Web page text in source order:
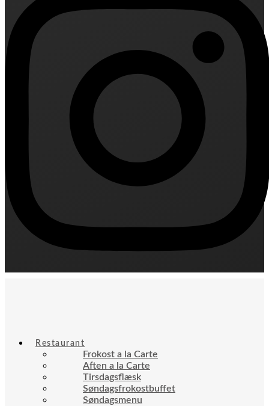
Restaurant
Frokost a la Carte
Aften a la Carte
Tirsdagsflæsk
Søndagsfrokostbuffet
Søndagsmenu